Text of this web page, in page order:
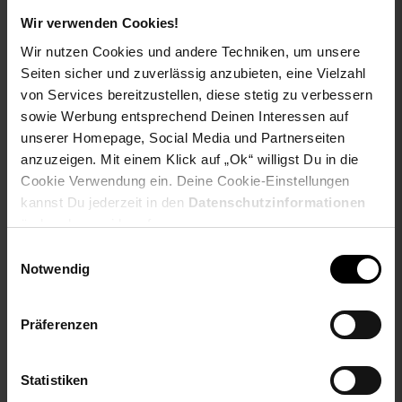
Wir verwenden Cookies!
Wir nutzen Cookies und andere Techniken, um unsere
Seiten sicher und zuverlässig anzubieten, eine Vielzahl
von Services bereitzustellen, diese stetig zu verbessern
sowie Werbung entsprechend Deinen Interessen auf
unserer Homepage, Social Media und Partnerseiten
anzuzeigen. Mit einem Klick auf „Ok“ willigst Du in die
Cookie Verwendung ein. Deine Cookie-Einstellungen
kannst Du jederzeit in den Datenschutzinformationen
ändern bzw. widerrufen.
Notwendig
Präferenzen
Statistiken
51,99*nur 51,99
Reality Trio LED-
~ 7W 1-flammig
37,99* € Sternchen
Reality Trio Pendelleuchte
nickel matt, Glas Opal
nur 50, 99